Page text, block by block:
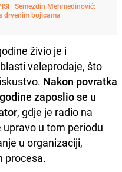
| Semezdin Mehmedinović:
drvenim bojicama
živio je i
veleprodaje, što
Nakon povratka
zaposlio se u
, gdje je radio na
u tom periodu
u organizaciji,
procesa.